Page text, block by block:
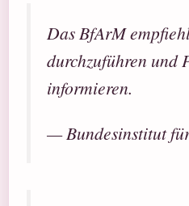
Das BfArM
durchzuführen und
informieren.
— Bundesinstitut